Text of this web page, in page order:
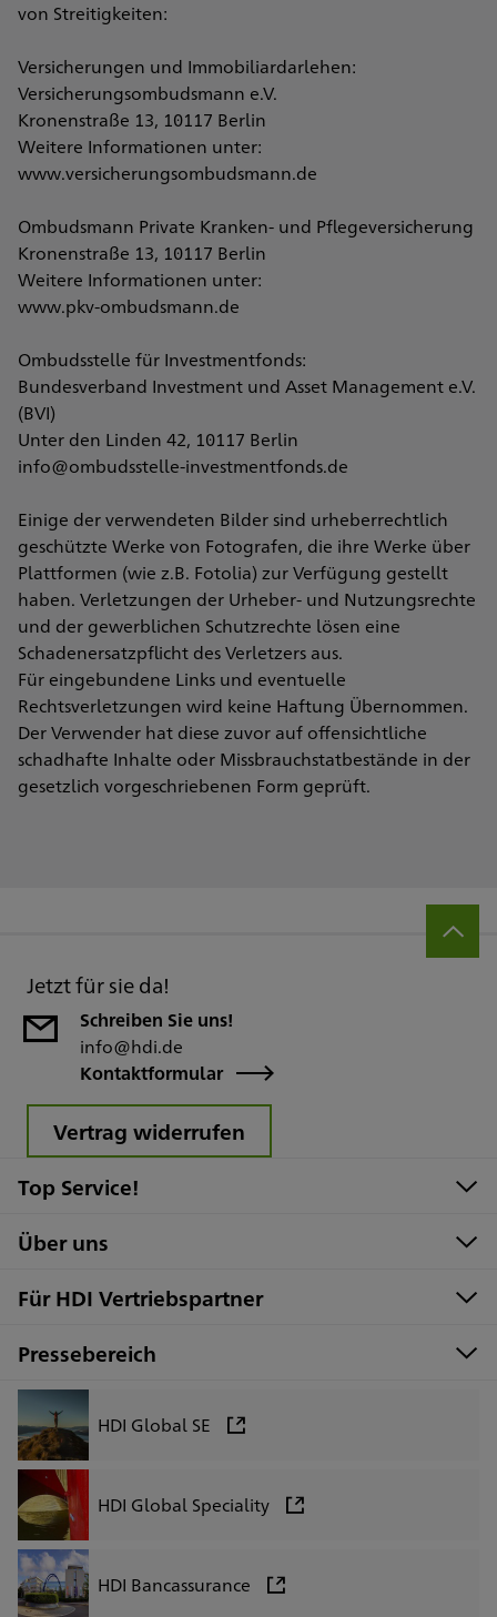
von Streitigkeiten:
Versicherungen und Immobiliardarlehen:
Versicherungsombudsmann e.V.
Kronenstraße 13, 10117 Berlin
Weitere Informationen unter:
www.versicherungsombudsmann.de
Ombudsmann Private Kranken- und Pflegeversicherung
Kronenstraße 13, 10117 Berlin
Weitere Informationen unter:
www.pkv-ombudsmann.de
Ombudsstelle für Investmentfonds:
Bundesverband Investment und Asset Management e.V.
(BVI)
Unter den Linden 42, 10117 Berlin
info@ombudsstelle-investmentfonds.de
Einige der verwendeten Bilder sind urheberrechtlich
geschützte Werke von Fotografen, die ihre Werke über
Plattformen (wie z.B. Fotolia) zur Verfügung gestellt
haben. Verletzungen der Urheber- und Nutzungsrechte
und der gewerblichen Schutzrechte lösen eine
Schadenersatzpflicht des Verletzers aus.
Für eingebundene Links und eventuelle
Rechtsverletzungen wird keine Haftung Übernommen.
Der Verwender hat diese zuvor auf offensichtliche
schadhafte Inhalte oder Missbrauchstatbestände in der
gesetzlich vorgeschriebenen Form geprüft.
Jetzt für sie da!
Schreiben Sie uns!
info@hdi.de
Kontaktformular
Vertrag widerrufen
Top Service!
Über uns
Für HDI Vertriebspartner
Pressebereich
HDI Global SE
HDI Global Speciality
HDI Bancassurance